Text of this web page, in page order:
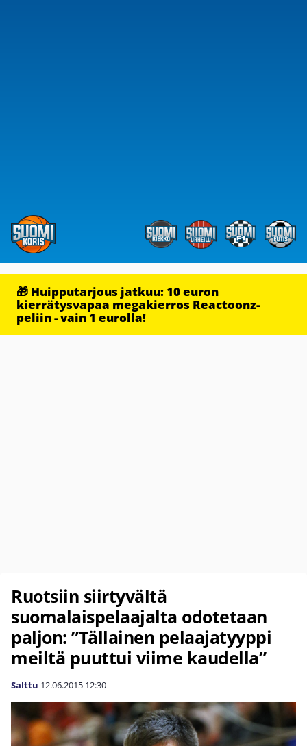
🎁 Huipputarjous jatkuu: 10 euron
kierrätysvapaa megakierros Reactoonz-
peliin - vain 1 eurolla!
Ruotsiin siirtyvältä
suomalaispelaajalta odotetaan
paljon: ”Tällainen pelaajatyyppi
meiltä puuttui viime kaudella”
Salttu 12.06.2015 12:30